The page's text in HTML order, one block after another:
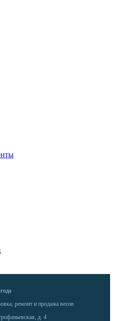
ремонт и продажа весов
д. 4